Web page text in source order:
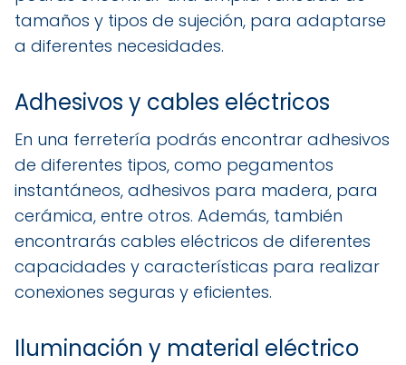
tamaños y tipos de sujeción, para adaptarse
a diferentes necesidades.
Adhesivos y cables eléctricos
En una ferretería podrás encontrar adhesivos
de diferentes tipos, como pegamentos
instantáneos, adhesivos para madera, para
cerámica, entre otros. Además, también
encontrarás cables eléctricos de diferentes
capacidades y características para realizar
conexiones seguras y eficientes.
Iluminación y material eléctrico